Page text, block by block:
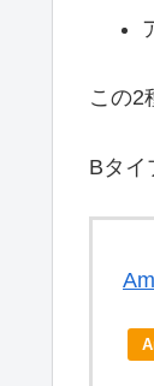
この2
Bタ